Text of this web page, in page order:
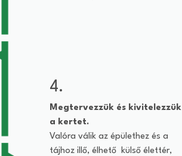
4.
Megtervezzük és kivitelezzük
a kertet.
Valóra válik az épülethez és a
tájhoz illő, élhető külső élettér,